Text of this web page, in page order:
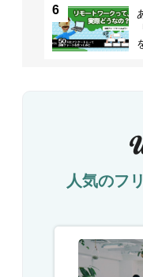
6
人気のフ